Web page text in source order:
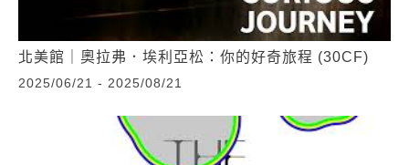
北美館｜奧拉弗．埃利亞松：你的好奇旅程 (30CF)
2025/06/21 - 2025/08/21